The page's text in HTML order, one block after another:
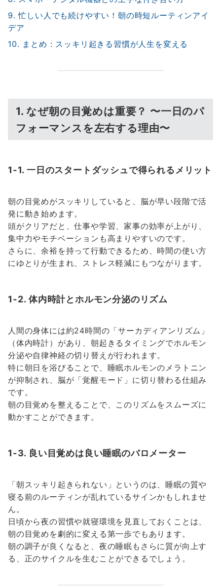
9. 忙しい人でも続けやすい！朝の時短ルーティンアイ
デア
10. まとめ：スッキリ起きる習慣が人生を変える
1. なぜ朝の目覚めは重要？ 〜一日のパ
フォーマンスを左右する理由〜
1-1. 一日のスタートダッシュで得られるメリット
朝の目覚めがスッキリしていると、脳が早い段階で活
発に動き始めます。
頭がクリアだと、仕事や学習、家事の効率が上がり、
集中力やモチベーションも高まりやすいのです。
さらに、余裕を持って行動できるため、時間の使い方
にゆとりが生まれ、ストレス軽減にもつながります。
1-2. 体内時計とホルモン分泌のリズム
人間の身体には約24時間の「サーカディアンリズム」
（体内時計）があり、朝起きるタイミングでホルモン
分泌や自律神経の切り替えが行われます。
特に朝日を浴びることで、睡眠ホルモンのメラトニン
が抑制され、脳が「覚醒モード」に切り替わる仕組み
です。
朝の目覚めを整えることで、このリズムをスムーズに
動かすことができます。
1-3. 良い目覚めは良い睡眠のバロメーター
「朝スッキリ起きられない」というのは、睡眠の質や
寝る前のルーティンが乱れているサインかもしれませ
ん。
日頃から夜の習慣や就寝環境を見直しておくことは、
朝の目覚めを劇的に変える第一歩でもあります。
朝の調子が良くなると、夜の睡眠もさらに質が向上す
る、正のサイクルを生むことができるでしょう。